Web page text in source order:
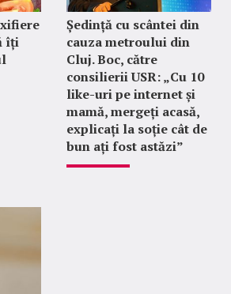
îți
Ședință cu scântei din
cauza metroului din
Cluj. Boc, către
consilierii USR: „Cu 10
like-uri pe internet și
mamă, mergeți acasă,
explicați la soție cât de
bun ați fost astăzi”